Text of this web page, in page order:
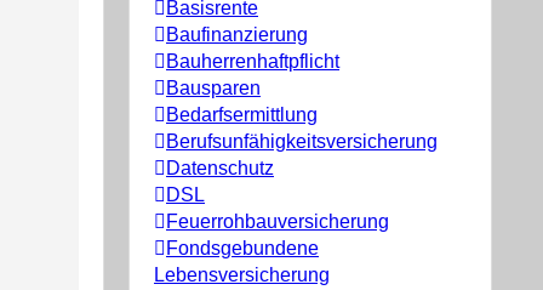
Basisrente
Baufinanzierung
Bauherrenhaftpflicht
Bausparen
Bedarfsermittlung
Berufs­unfähigkeitsversicherung
Datenschutz
DSL
Feuerrohbauversicherung
Fondsgebundene
Lebensversicherung